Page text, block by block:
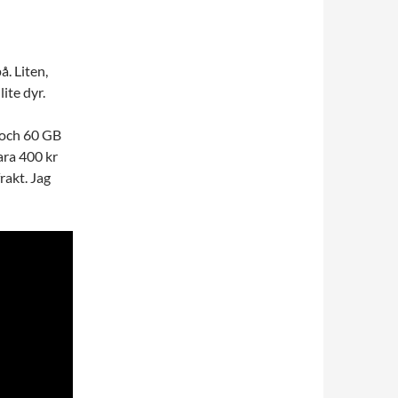
Liten,
dyr.
60 GB
400 kr
Jag